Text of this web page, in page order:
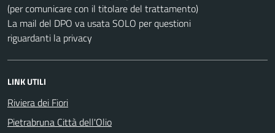
(per comunicare con il titolare del trattamento)
La mail del DPO va usata SOLO per questioni
riguardanti la privacy
LINK UTILI
Riviera dei Fiori
Pietrabruna Città dell'Olio